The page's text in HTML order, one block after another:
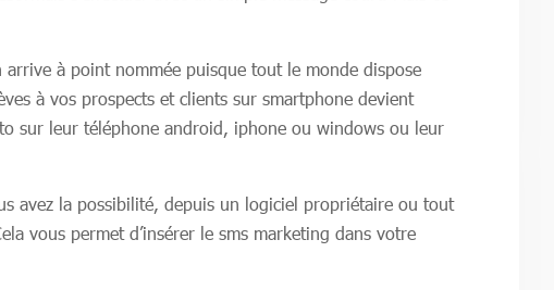
à point nommée puisque tout le monde dispose
à vos prospects et clients sur smartphone devient
sur leur téléphone android, iphone ou windows ou leur
avez la possibilité, depuis un logiciel propriétaire ou tout
vous permet d’insérer le sms marketing dans votre